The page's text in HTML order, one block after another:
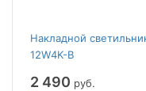
Накладной
12W4K-B
2 490 руб.